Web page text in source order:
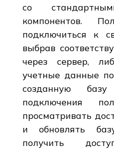
со
компонентов.
подключиться к
выбрав
через сервер,
учетные данные
созданную
подключения
просматривать
и обновлять
получить